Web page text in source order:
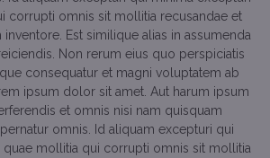
corrupti omnis sit mollitia recusandae et
Est similique alias in assumenda
Non rerum eius quo perspiciatis
consequatur et magni voluptatem ab
ipsum dolor sit amet. Aut harum ipsum
et omnis nisi nam quisquam
omnis. Id aliquam excepturi qui
quae mollitia qui corrupti omnis sit mollitia